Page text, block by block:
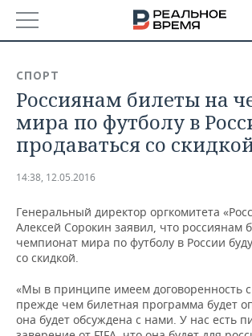
БАШКОРТОСТАН
ТАТАРСТАН
НОВОСТИ
АНАЛИТИКА
ДЕКЛАРАЦИИ О ДОХОДАХ
КОРОЛИ ГОСЗАКАЗА ПФО
КОМУ ПРИНАДЛЕЖАТ
ТОРГОВЫЕ ЦЕНТРЫ
НОВОСТИ ЭКОНОМИКИ
ФИНАНСЫ
БЮДЖЕТ
ПРОМЫШЛЕННОСТЬ
НОВОСТИ
ПРОМЫШЛЕННОСТИ
АГРОПРОМ
МАШИНОСТРОЕНИЕ
НЕДВИЖИМОСТЬ
НОВОСТИ АВТО
БИЗНЕС
СПОРТ
Россиянам билеты на
мира по футболу в
продаваться со
14:38, 12.05.2016
Генеральный директор оргкомитета
Алексей Сорокин заявил, что россиянам
чемпионат мира по футболу в России
со скидкой.
«Мы в принципе имеем договоренность с
прежде чем билетная программа будет
она будет обсуждена с нами. У нас есть